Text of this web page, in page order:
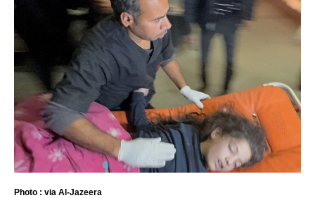
Photo : via Al-Jazeera